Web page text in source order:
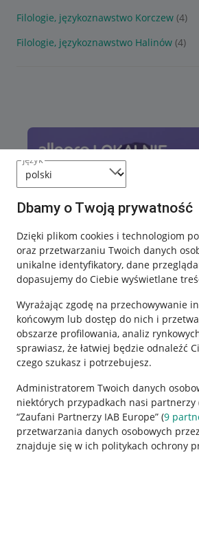
język
Dbamy o Twoją prywatność
Dzięki plikom cookies i technologiom
oraz przetwarzaniu Twoich danych
unikalne identyfikatory, dane
dopasujemy do Ciebie wyświetlane
Wyrażając zgodę na przechowywanie
końcowym lub dostęp do nich i
obszarze profilowania, analiz
sprawiasz, że łatwiej będzie odnaleźć
czego szukasz i potrzebujesz.
Administratorem Twoich danych
niektórych przypadkach nasi partnerzy
“Zaufani Partnerzy IAB Europe” (9
przetwarzania danych osobowych
znajduje się w ich politykach ochrony
Filologie, językoznawstwo Korczew (4)
Filologie, językoznawstwo Halinów (4)
Przydatne informacje
Jak to działa
Napisz do nas
Allegro Gadane dla sprzedających